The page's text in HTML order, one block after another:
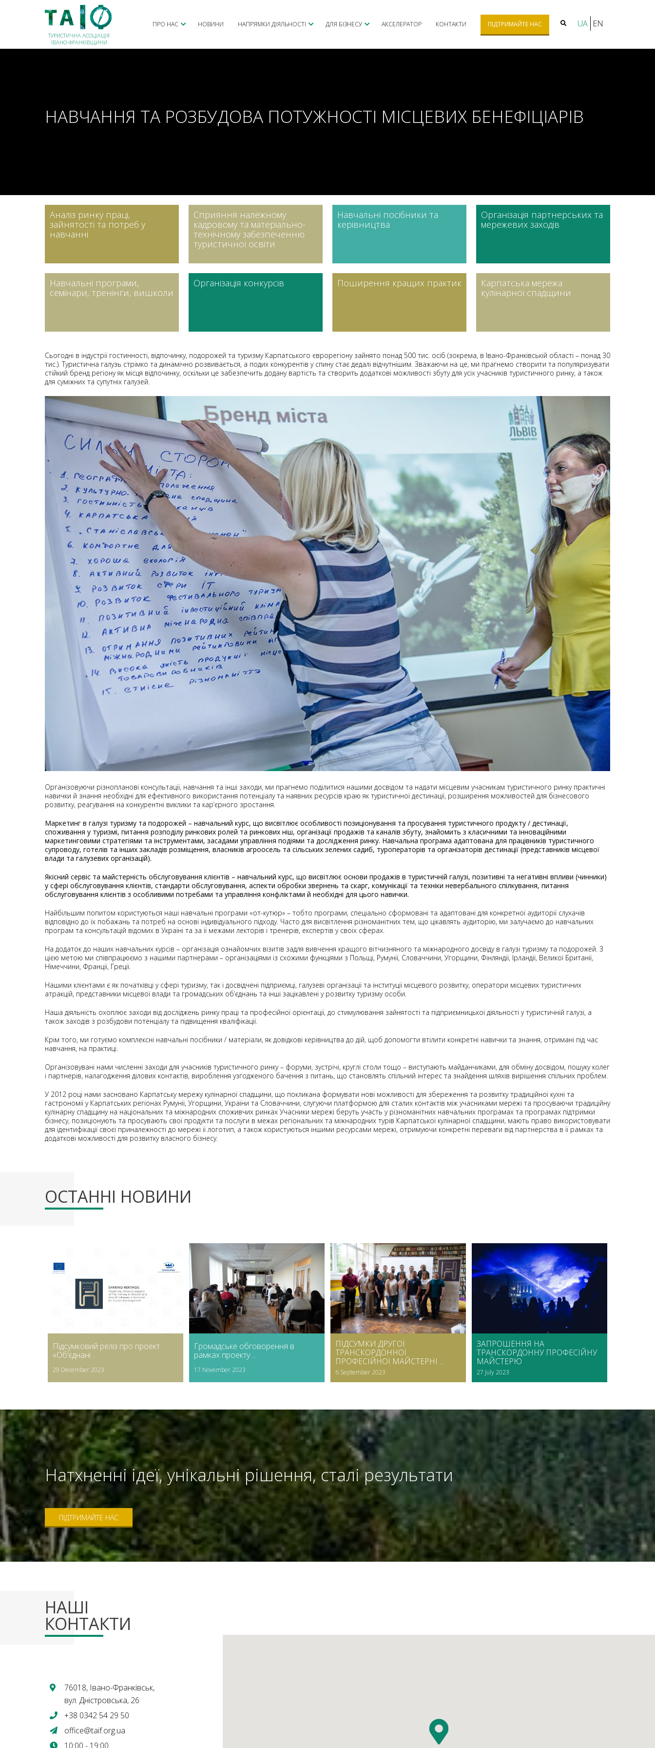
ТУРИСТИЧНА АСОЦІАЦІЯ
ІВАНО-ФРАНКІВЩИНИ
ПРО НАС НОВИНИ НАПРЯМКИ ДІЯЛЬНОСТІ ДЛЯ БІЗНЕСУ АКСЕЛЕРАТОР КОНТАКТИ ПІДТРИМАЙТЕ НАС UA EN
НАВЧАННЯ ТА РОЗБУДОВА ПОТУЖНОСТІ МІСЦЕВИХ БЕНЕФІЦІАРІВ
Аналіз ринку праці,
зайнятості та потреб у
навчанні
Навчальні програми,
семінари, тренінги, вишколи
Сприяння належному
кадровому та матеріально-
технічному забезпеченню
туристичної освіти
Організація конкурсів
Навчальні посібники та
керівництва
Поширення кращих практик
Організація партнерських та
мережевих заходів
Карпатська мережа
кулінарної спадщини
Сьогодні в індустрії гостинності, відпочинку, подорожей та туризму Карпатського єврорегіону зайнято понад 500 тис. осіб (зокрема, в Івано-Франківській області – понад 30
тис.). Туристична галузь стрімко та динамічно розвивається, а подих конкурентів у спину стає дедалі відчутнішим. Зважаючи на це, ми прагнемо створити та популяризувати
стійкий бренд регіону як місця відпочинку, оскільки це забезпечить додану вартість та створить додаткові можливості збуту для усіх учасників туристичного ринку, а також
для суміжних та супутніх галузей.
Організовуючи різнопланові консультації, навчання та інші заходи, ми прагнемо поділитися нашими досвідом та надати місцевим учасникам туристичного ринку практичні
навички й знання необхідні для ефективного використання потенціалу та наявних ресурсів краю як туристичної дестинації, розширення можливостей для бізнесового
розвитку, реагування на конкурентні виклики та кар’єрного зростання.
Маркетинг в галузі туризму та подорожей – навчальний курс, що висвітлює особливості позиціонування та просування туристичного продукту / дестинації,
споживання у туризмі, питання розподілу ринкових ролей та ринкових ніш, організації продажів та каналів збуту, знайомить з класичними та інноваційними
маркетинговими стратегіями та інструментами, засадами управління подіями та дослідження ринку. Навчальна програма адаптована для працівників туристичного
супроводу, готелів та інших закладів розміщення, власників агроосель та сільських зелених садиб, туроператорів та організаторів дестинації (представників місцевої
влади та галузевих організацій).
Якісний сервіс та майстерність обслуговування клієнтів – навчальний курс, що висвітлює основи продажів в туристичній галузі, позитивні та негативні впливи (чинники)
у сфері обслуговування клієнтів, стандарти обслуговування, аспекти обробки звернень та скарг, комунікації та техніки невербального спілкування, питання
обслуговування клієнтів з особливими потребами та управління конфліктами й необхідні для цього навички.
Найбільшим попитом користуються наші навчальні програми «от-кутюр» – тобто програми, спеціально сформовані та адаптовані для конкретної аудиторії слухачів
відповідно до їх побажань та потреб на основі індивідуального підходу. Часто для висвітлення різноманітних тем, що цікавлять аудиторію, ми залучаємо до навчальних
програм та консультацій відомих в Україні та за її межами лекторів і тренерів, експертів у своїх сферах.
На додаток до наших навчальних курсів – організація ознайомчих візитів задля вивчення кращого вітчизняного та міжнародного досвіду в галузі туризму та подорожей. З
цією метою ми співпрацюємо з нашими партнерами – організаціями із схожими функціями з Польщі, Румунії, Словаччини, Угорщини, Фінляндії, Ірландії, Великої Британії,
Німеччини, Франції, Греції.
Нашими клієнтами є як початківці у сфері туризму, так і досвідчені підприємці, галузеві організації та інституції місцевого розвитку, оператори місцевих туристичних
атракцій, представники місцевої влади та громадських об’єднань та інші зацікавлені у розвитку туризму особи.
Наша діяльність охоплює заходи від досліджень ринку праці та професійної орієнтації, до стимулювання зайнятості та підприємницької діяльності у туристичній галузі, а
також заходів з розбудови потенціалу та підвищення кваліфікації.
Крім того, ми готуємо комплексні навчальні посібники / матеріали, як довідкові керівництва до дій, щоб допомогти втілити конкретні навички та знання, отримані під час
навчання, на практиці.
Організовувані нами численні заходи для учасників туристичного ринку – форуми, зустрічі, круглі столи тощо – виступають майданчиками, для обміну досвідом, пошуку колег
і партнерів, налагодження ділових контактів, вироблення узгодженого бачення з питань, що становлять спільний інтерес та знайдення шляхів вирішення спільних проблем.
У 2012 році нами засновано Карпатську мережу кулінарної спадщини, що покликана формувати нові можливості для збереження та розвитку традиційної кухні та
гастрономії у Карпатських регіонах Румунії, Угорщини, України та Словаччини, слугуючи платформою для сталих контактів між учасниками мережі та просуваючи традиційну
кулінарну спадщину на національних та міжнародних споживчих ринках Учасники мережі беруть участь у різноманітних навчальних програмах та програмах підтримки
бізнесу, позиціонують та просувають свої продукти та послуги в межах регіональних та міжнародних турів Карпатської кулінарної спадщини, мають право використовувати
для ідентифікації своєї приналежності до мережі її логотип, а також користуються іншими ресурсами мережі, отримуючи конкретні переваги від партнерства в її рамках та
додаткові можливості для розвитку власного бізнесу.
ОСТАННІ НОВИНИ
Підсумковий реліз про проект
«Об’єднані ...
29 December 2023
Громадське обговорення в
рамках проекту ...
17 November 2023
ПІДСУМКИ ДРУГОЇ
ТРАНСКОРДОННОЇ
ПРОФЕСІЙНОЇ МАЙСТЕРНІ ...
6 September 2023
ЗАПРОШЕННЯ НА
ТРАНСКОРДОННУ ПРОФЕСІЙНУ
МАЙСТЕРЮ
27 July 2023
Натхненні ідеї, унікальні рішення, сталі результати
ПІДТРИМАЙТЕ НАС
НАШІ
КОНТАКТИ
76018, Івано-Франківськ,
вул. Дністровська, 26
+38 0342 54 29 50
office@taif.org.ua
10:00 - 19:00